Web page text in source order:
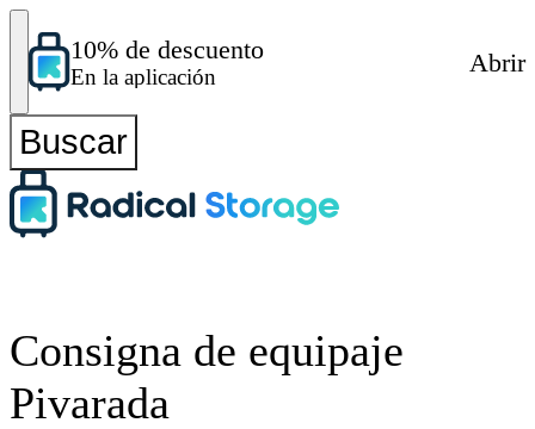
10% de descuento
En la aplicación
Abrir
Buscar
Consigna de equipaje
Pivarada